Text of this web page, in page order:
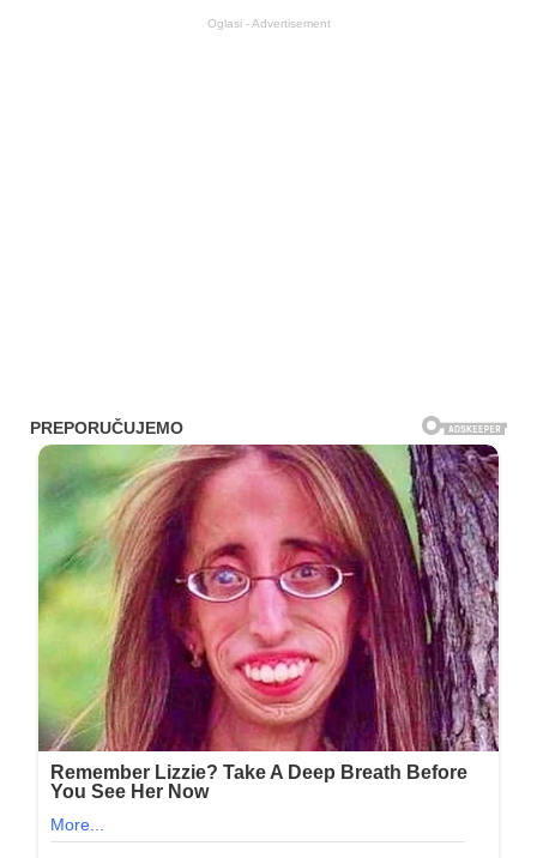
Oglasi - Advertisement